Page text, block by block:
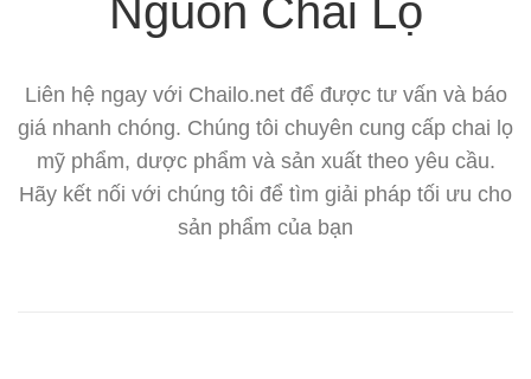
Nguồn Chai Lọ
Liên hệ ngay với Chailo.net để được tư vấn và báo
giá nhanh chóng. Chúng tôi chuyên cung cấp chai lọ
mỹ phẩm, dược phẩm và sản xuất theo yêu cầu.
Hãy kết nối với chúng tôi để tìm giải pháp tối ưu cho
sản phẩm của bạn